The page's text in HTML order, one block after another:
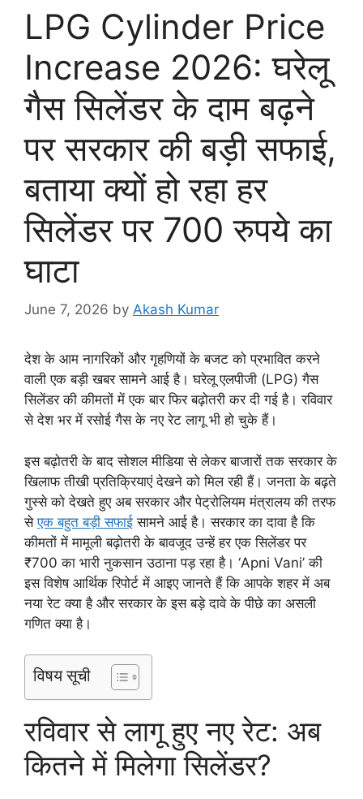
LPG Cylinder Price
Increase 2026: घरेलू
गैस सिलेंडर के दाम बढ़ने
पर सरकार की बड़ी सफाई,
बताया क्यों हो रहा हर
सिलेंडर पर 700 रुपये का
घाटा
June 7, 2026 by Akash Kumar
देश के आम नागरिकों और गृहणियों के बजट को प्रभावित करने
वाली एक बड़ी खबर सामने आई है। घरेलू एलपीजी (LPG) गैस
सिलेंडर की कीमतों में एक बार फिर बढ़ोतरी कर दी गई है। रविवार
से देश भर में रसोई गैस के नए रेट लागू भी हो चुके हैं।
इस बढ़ोतरी के बाद सोशल मीडिया से लेकर बाजारों तक सरकार के
खिलाफ तीखी प्रतिक्रियाएं देखने को मिल रही हैं। जनता के बढ़ते
गुस्से को देखते हुए अब सरकार और पेट्रोलियम मंत्रालय की तरफ
सेएक बहुत बड़ी सफाई सामने आई है। सरकार का दावा है कि
कीमतों में मामूली बढ़ोतरी के बावजूद उन्हें हर एक सिलेंडर पर
₹700 का भारी नुकसान उठाना पड़ रहा है। ‘Apni Vani’ की
इस विशेष आर्थिक रिपोर्ट में आइए जानते हैं कि आपके शहर में अब
नया रेट क्या है और सरकार के इस बड़े दावे के पीछे का असली
गणित क्या है।
विषय सूची
रविवार से लागू हुए नए रेट: अब
कितने में मिलेगा सिलेंडर?